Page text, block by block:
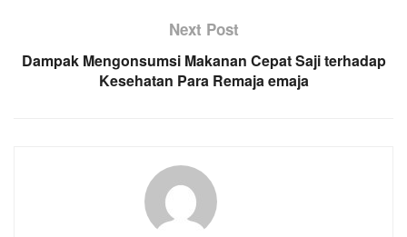
Next Post
Dampak Mengonsumsi Makanan Cepat Saji terhadap
Kesehatan Para Remaja emaja